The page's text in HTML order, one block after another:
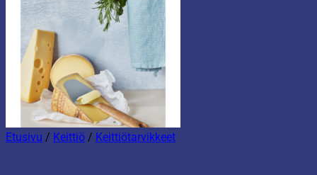
Etusivu / Keittiö / Keittiötarvikkeet